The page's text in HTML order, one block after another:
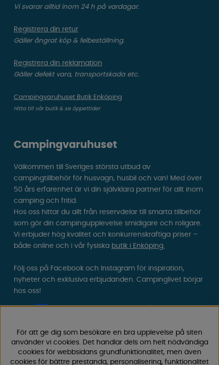
Vi svarar alltid inom 24 h på vardagar.
Registrera din retur
Gäller ångrat köp & felbeställning.
Registrera din reklamation
Gäller defekt vara, transportskada etc.
Campingvaruhuset Butik Enköping
Hitta till vår butik & se öppettider
Campingvaruhuset
Välkommen till Sveriges största utbud av
campingtillbehör för husvagn, husbil och van! Med över
50 års erfarenhet är vi din självklara partner för allt inom
camping och fritid.
Hos oss hittar du allt från reservdelar till smarta tillbehör
som gör din campingupplevelse smidigare och roligare.
Vi erbjuder hög kvalitet och konkurrenskraftiga priser –
både online och i vår fysiska butik i Enköping.
Följ oss på Facebook och Instagram för inspiration,
nyheter och exklusiva erbjudanden. Campinglivet börjar
hos oss!
För att ge dig som besökare en bra upplevelse på siten
använder vi cookies. Det handlar dels om helt nödvändiga
cookies för webbsidans grundfunktionalitet, men även
cookies för bättre prestanda, personalisering, funktionalitet